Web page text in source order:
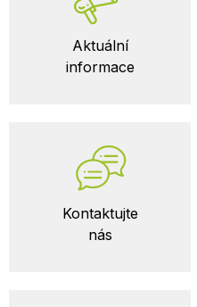
Důležité
odkazy
Aktuální
informace
Kontaktujte
nás